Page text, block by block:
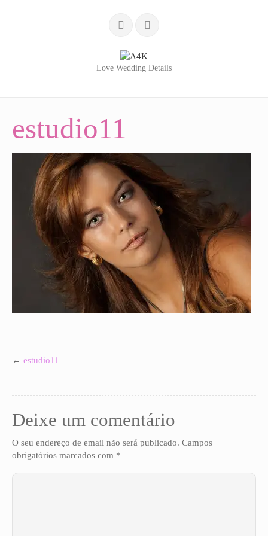
Love Wedding Details
SERVIÇOS
WEDDING BLOG
PORTFÓLIO
QUEM SOMOS
TESTEMUNHOS
CONTACTOS
GALERIAS PRIVADAS
estudio11
← estudio11
Deixe um comentário
O seu endereço de email não será publicado. Campos
obrigatórios marcados com *